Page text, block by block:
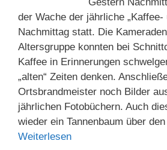
der Wache der jährliche „Kaffee-
Nachmittag statt. Die
Altersgruppe konnten bei
Kaffee in Erinnerungen
„alten“ Zeiten denken.
Ortsbrandmeister noch Bilder
jährlichen Fotobüchern. Auch
wieder ein Tannenbaum über
Weiterlesen